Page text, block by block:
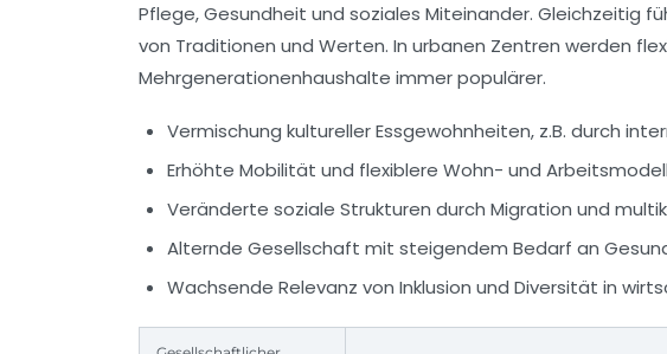
Pflege, Gesundheit und soziales Miteinander. Gleichzeitig
von Traditionen und Werten. In urbanen Zentren werden
Mehrgenerationenhaushalte immer populärer.
Vermischung kultureller Essgewohnheiten, z.B. durch
Erhöhte Mobilität und flexiblere Wohn- und
Veränderte soziale Strukturen durch Migration und
Alternde Gesellschaft mit steigendem Bedarf an
Wachsende Relevanz von Inklusion und Diversität in